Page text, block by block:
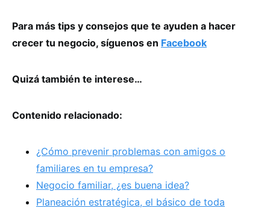
Para más tips y consejos que te ayuden a hacer
crecer tu negocio, síguenos en Facebook
Quizá también te interese…
Contenido relacionado:
¿Cómo prevenir problemas con amigos o
familiares en tu empresa?
Negocio familiar, ¿es buena idea?
Planeación estratégica, el básico de toda